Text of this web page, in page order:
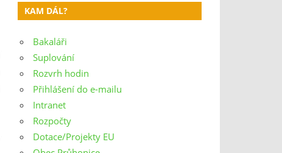
KAM DÁL?
Bakaláři
Suplování
Rozvrh hodin
Přihlášení do e-mailu
Intranet
Rozpočty
Dotace/Projekty EU